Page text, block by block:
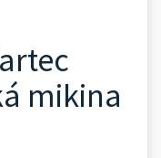
mikina